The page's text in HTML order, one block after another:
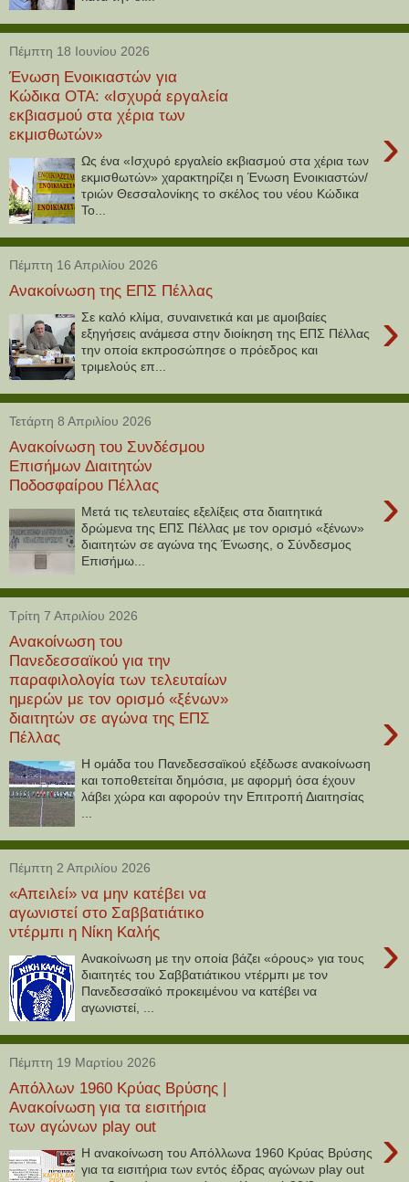
Πέμπτη 18 Ιουνίου 2026
Ένωση Ενοικιαστών για
Κώδικα ΟΤΑ: «Ισχυρά εργαλεία
εκβιασμού στα χέρια των
εκμισθωτών»
›
Ως ένα «Ισχυρό εργαλείο εκβιασμού στα χέρια των
εκμισθωτών» χαρακτηρίζει η Ένωση Ενοικιαστών/
τριών Θεσσαλονίκης το σκέλος του νέου Κώδικα
Το...
Πέμπτη 16 Απριλίου 2026
Ανακοίνωση της ΕΠΣ Πέλλας
›
Σε καλό κλίμα, συναινετικά και με αμοιβαίες
εξηγήσεις ανάμεσα στην διοίκηση της ΕΠΣ Πέλλας
την οποία εκπροσώπησε ο πρόεδρος και
τριμελούς επ...
Τετάρτη 8 Απριλίου 2026
Ανακοίνωση του Συνδέσμου
Επισήμων Διαιτητών
Ποδοσφαίρου Πέλλας
›
Μετά τις τελευταίες εξελίξεις στα διαιτητικά
δρώμενα της ΕΠΣ Πέλλας με τον ορισμό «ξένων»
διαιτητών σε αγώνα της Ένωσης, ο Σύνδεσμος
Επισήμω...
Τρίτη 7 Απριλίου 2026
Ανακοίνωση του
Πανεδεσσαϊκού για την
παραφιλολογία των τελευταίων
ημερών με τον ορισμό «ξένων»
διαιτητών σε αγώνα της ΕΠΣ
Πέλλας
›
Η ομάδα του Πανεδεσσαϊκού εξέδωσε ανακοίνωση
και τοποθετείται δημόσια, με αφορμή όσα έχουν
λάβει χώρα και αφορούν την Επιτροπή Διαιτησίας
Πέμπτη 2 Απριλίου 2026
«Απειλεί» να μην κατέβει να
αγωνιστεί στο Σαββατιάτικο
ντέρμπι η Νίκη Καλής
›
Ανακοίνωση με την οποία βάζει «όρους» για τους
διαιτητές του Σαββατιάτικου ντέρμπι με τον
Πανεδεσσαϊκό προκειμένου να κατέβει να
αγωνιστεί, ...
Πέμπτη 19 Μαρτίου 2026
Απόλλων 1960 Κρύας Βρύσης |
Ανακοίνωση για τα εισιτήρια
των αγώνων play out
›
Η ανακοίνωση του Απόλλωνα 1960 Κρύας Βρύσης
για τα εισιτήρια των εντός έδρας αγώνων play out